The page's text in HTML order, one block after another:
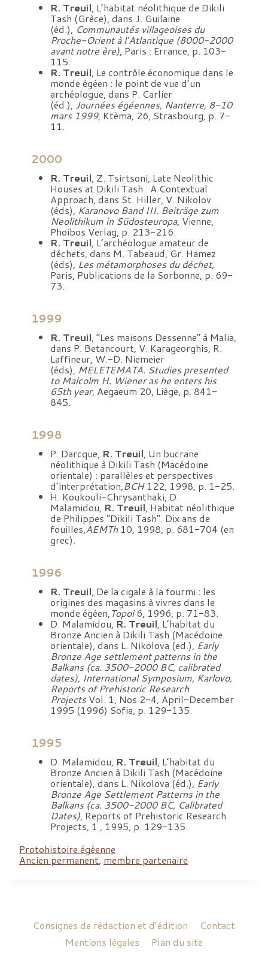
R. Treuil, L’habitat néolithique de Dikili
Tash (Grèce), dans J. Guilaine
(éd.), Communautés villageoises du
Proche-Orient à l’Atlantique (8000-2000
avant notre ère), Paris : Errance, p. 103-
115.
R. Treuil, Le contrôle économique dans le
monde égéen : le point de vue d’un
archéologue, dans P. Carlier
(éd.), Journées égéennes, Nanterre, 8-10
mars 1999, Ktèma, 26, Strasbourg, p. 7-
11.
2000
R. Treuil, Z. Tsirtsoni, Late Neolithic
Houses at Dikili Tash : A Contextual
Approach, dans St. Hiller, V. Nikolov
(éds), Karanovo Band III. Beiträge zum
Neolithikum in Südosteuropa, Vienne,
Phoibos Verlag, p. 213-216.
R. Treuil, L’archéologue amateur de
déchets, dans M. Tabeaud, Gr. Hamez
(éds), Les métamorphoses du déchet,
Paris, Publications de la Sorbonne, p. 69-
73.
1999
R. Treuil, “Les maisons Dessenne” à Malia,
dans P. Betancourt, V. Karageorghis, R.
Laffineur, W.-D. Niemeier
(éds), MELETEMATA. Studies presented
to Malcolm H. Wiener as he enters his
65th year, Aegaeum 20, Liège, p. 841-
845.
1998
P. Darcque, R. Treuil, Un bucrane
néolithique à Dikili Tash (Macédoine
orientale) : parallèles et perspectives
d’interprétation,BCH122, 1998, p. 1-25.
H. Koukouli-Chrysanthaki, D.
Malamidou, R. Treuil, Habitat néolithique
de Philippes “Dikili Tash”. Dix ans de
fouilles,AEMTh10, 1998, p. 681-704 (en
grec).
1996
R. Treuil, De la cigale à la fourmi : les
origines des magasins à vivres dans le
monde égéen,Topoi6, 1996, p. 71-83.
D. Malamidou, R. Treuil, L’habitat du
Bronze Ancien à Dikili Tash (Macédoine
orientale), dans L. Nikolova (ed.), Early
Bronze Age settlement patterns in the
Balkans (ca. 3500-2000 BC, calibrated
dates), International Symposium, Karlovo,
Reports of Prehistoric Research
ProjectsVol. 1, Nos 2-4, April-December
1995 (1996) Sofia, p. 129-135.
1995
D. Malamidou, R. Treuil, L’habitat du
Bronze Ancien à Dikili Tash (Macédoine
orientale), dans L. Nikolova (éd.), Early
Bronze Age Settlement Patterns in the
Balkans (ca. 3500-2000 BC, Calibrated
Dates), Reports of Prehistoric Research
Projects, 1 , 1995, p. 129-135.
Protohistoire égéenne
Ancien permanent, membre partenaire
Consignes de rédaction et d’édition
Contact
Mentions légales
Plan du site